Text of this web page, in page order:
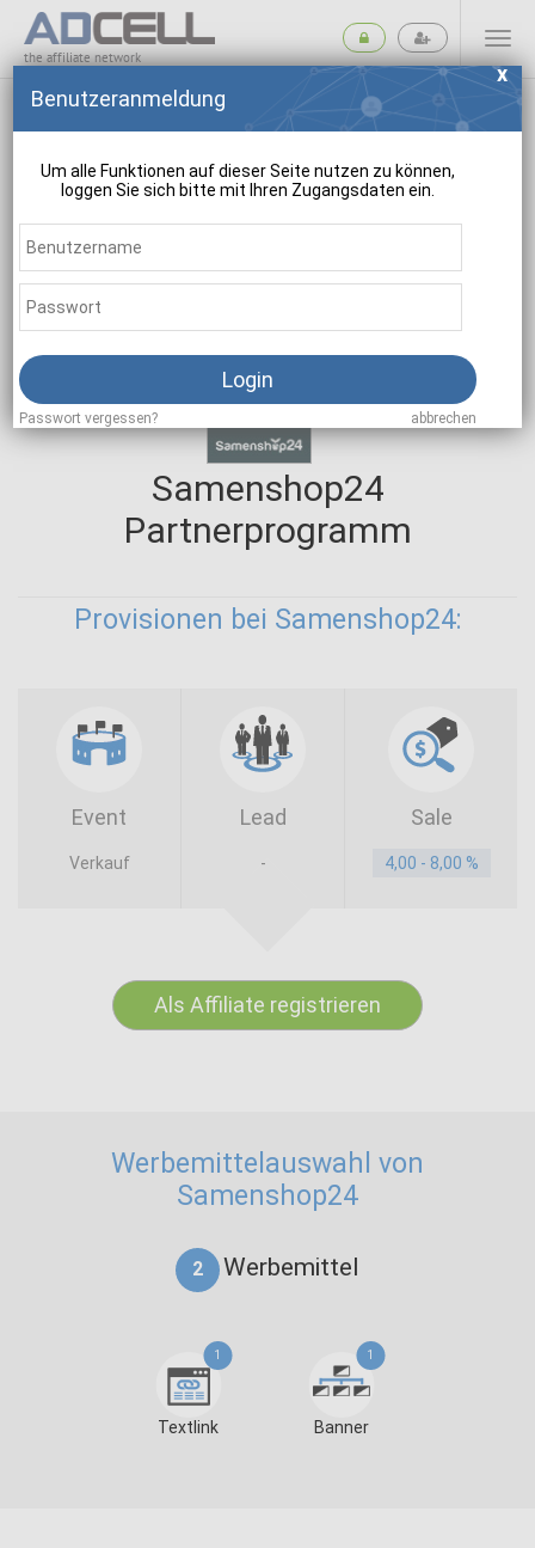
the affiliate network
Samenshop24
Partnerprogramm
Provisionen bei Samenshop24:
Event Lead Sale
Verkauf - 4,00 - 8,00 %
Als Affiliate registrieren
Werbemittelauswahl von
Samenshop24
2 Werbemittel
1
Textlink
1
Banner
Benutzeranmeldung
Um alle Funktionen auf dieser Seite nutzen zu können,
loggen Sie sich bitte mit Ihren Zugangsdaten ein.
Login
Passwort vergessen? abbrechen